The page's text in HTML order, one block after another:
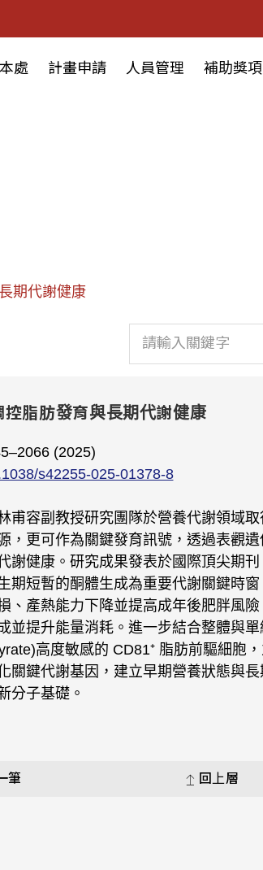
處 計畫申請 人員管理 補助獎項
期代謝健康
控脂肪發育與長期代謝健康
(2025)
s42255-025-01378-8
甫容副教授研究團隊於營養代謝領域
，更可作為關鍵發育訊號，透過表觀
謝健康。研究成果發表於國際頂尖期
期短暫的酮體生成為重要代謝關鍵時
、產熱能力下降並提高成年後肥胖風
並提升能量消耗。進一步結合整體與
高度敏感的 CD81⁺ 脂肪前驅細胞
關鍵代謝基因，建立早期營養狀態與
分子基礎。
筆 回上層